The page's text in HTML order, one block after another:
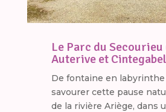
Le Parc du
Auterive et
De fontaine en labyrinthe
savourer cette pause
de la rivière Ariège, dans